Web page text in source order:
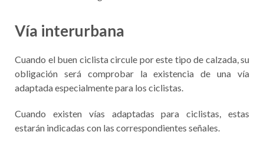
Vía interurbana
Cuando el buen ciclista circule por este tipo de calzada, su
obligación será comprobar la existencia de una vía
adaptada especialmente para los ciclistas.
Cuando existen vías adaptadas para ciclistas, estas
estarán indicadas con las correspondientes señales.